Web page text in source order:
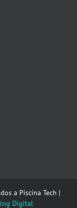
a Piscina Tech |
Digital